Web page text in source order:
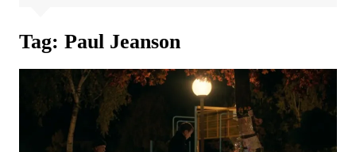
Tag: Paul Jeanson